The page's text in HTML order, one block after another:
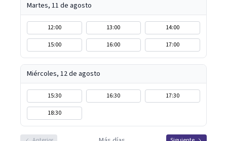
Martes, 11 de agosto
12:00 13:00
14:00
15:00
16:00 17:00
Miércoles, 12 de agosto
15:30 16:30
17:30
18:30